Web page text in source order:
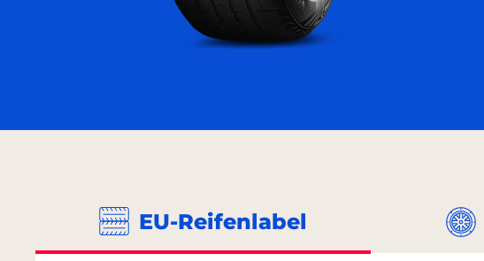
EU-Reifenlabel